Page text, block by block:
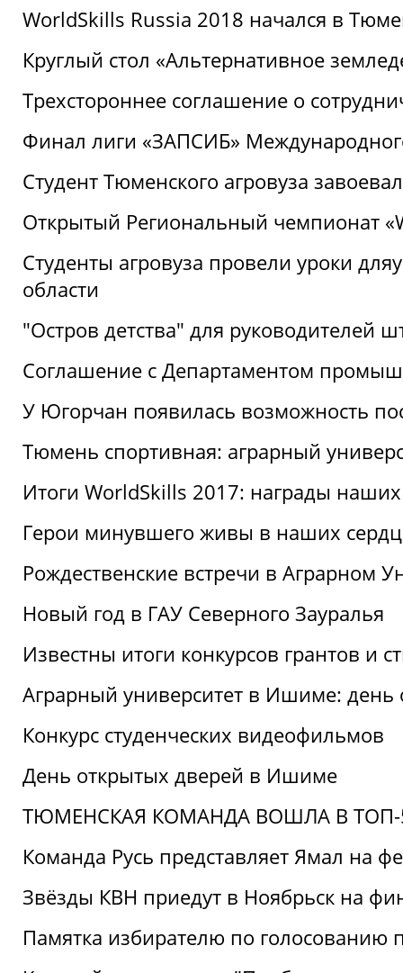
WorldSkills Russia 2018 начался в
Круглый стол «Альтернативное
Трехстороннее соглашение о
Финал лиги «ЗАПСИБ»
Студент Тюменского агровуза
Открытый Региональный чемпионат
Студенты агровуза провели уроки
области
"Остров детства" для руководителей
Соглашение с Департаментом
У Югорчан появилась возможность
Тюмень спортивная: аграрный
Итоги WorldSkills 2017: награды наших
Герои минувшего живы в наших
Рождественские встречи в Аграрном
Новый год в ГАУ Северного Зауралья
Известны итоги конкурсов грантов и
Аграрный университет в Ишиме: день
Конкурс студенческих видеофильмов
День открытых дверей в Ишиме
ТЮМЕНСКАЯ КОМАНДА ВОШЛА В ТОП-
Команда Русь представляет Ямал на
Звёзды КВН приедут в Ноябрьск на
Памятка избирателю по голосованию